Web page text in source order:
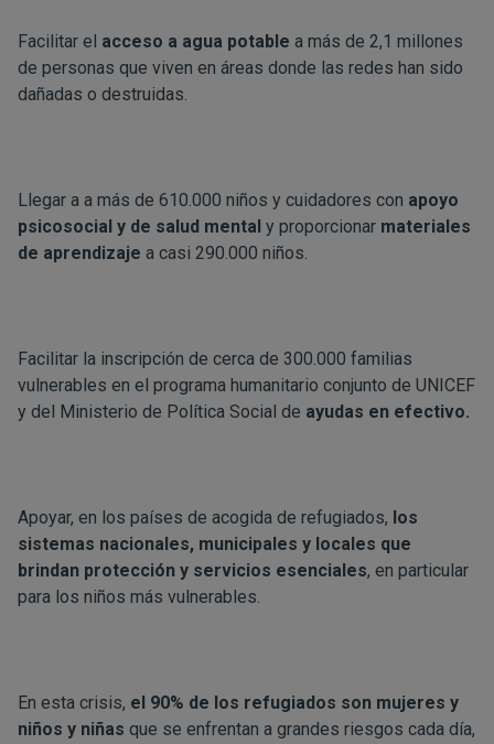
Facilitar el acceso a agua potable a más de 2,1 millones
de personas que viven en áreas donde las redes han sido
dañadas o destruidas.
Llegar a a más de 610.000 niños y cuidadores con apoyo
psicosocial y de salud mental y proporcionar materiales
de aprendizaje a casi 290.000 niños.
Facilitar la inscripción de cerca de 300.000 familias
vulnerables en el programa humanitario conjunto de UNICEF
y del Ministerio de Política Social de ayudas en efectivo.
Apoyar, en los países de acogida de refugiados, los
sistemas nacionales, municipales y locales que
brindan protección y servicios esenciales, en particular
para los niños más vulnerables.
En esta crisis, el 90% de los refugiados son mujeres y
niños y niñas que se enfrentan a grandes riesgos cada día,